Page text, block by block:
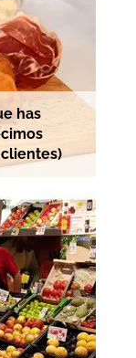
has